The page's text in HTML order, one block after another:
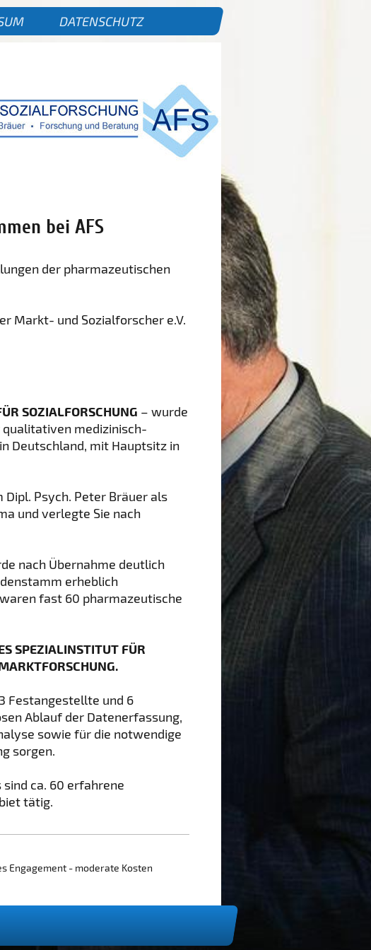
DATENSCHUTZ
bei AFS
der pharmazeutischen
Markt- und Sozialforscher e.V.
SOZIALFORSCHUNG – wurde
qualitativen medizinisch-
Deutschland, mit Hauptsitz in
Dipl. Psych. Peter Bräuer als
und verlegte Sie nach
nach Übernahme deutlich
erheblich
fast 60 pharmazeutische
SPEZIALINSTITUT FÜR
Festangestellte und 6
Ablauf der Datenerfassung,
sowie für die notwendige
sorgen.
ca. 60 erfahrene
tätig.
Engagement - moderate Kosten